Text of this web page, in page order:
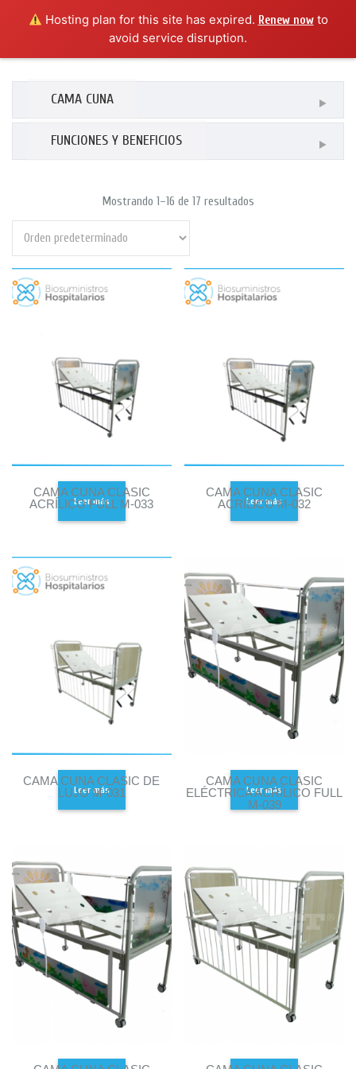
Hosting plan for this site has expired. Renew nowto
avoid service disruption.
CAMA CUNA
FUNCIONES Y BENEFICIOS
Mostrando 1–16 de 17 resultados
CAMA CUNA CLASIC
ACRÍLICO FULL M-033
Leer más
CAMA CUNA CLASIC
ACRÍLICO M-032
Leer más
CAMA CUNA CLASIC DE
LUJO M-031
Leer más
CAMA CUNA CLASIC
ELÉCTRICA ACRÍLICO FULL
M-039
Leer más